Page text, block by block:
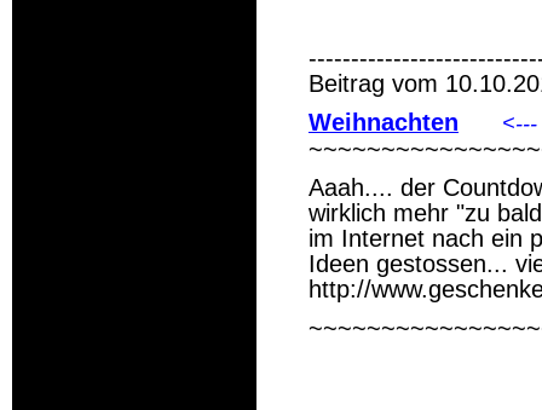
Beitrag vom
Weihnachten
Aaah.... der
wirklich mehr "zu
im Internet nach ein
Ideen gestossen...
http://